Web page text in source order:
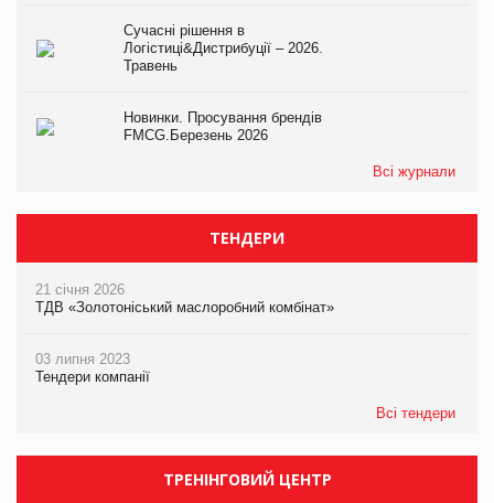
Сучасні рішення в
Логістиці&Дистрибуції – 2026.
Травень
Новинки. Просування брендів
FMCG.Березень 2026
Всі журнали
ТЕНДЕРИ
21 січня 2026
ТДВ «Золотоніський маслоробний комбінат»
03 липня 2023
Тендери компанії
Всі тендери
ТРЕНІНГОВИЙ ЦЕНТР